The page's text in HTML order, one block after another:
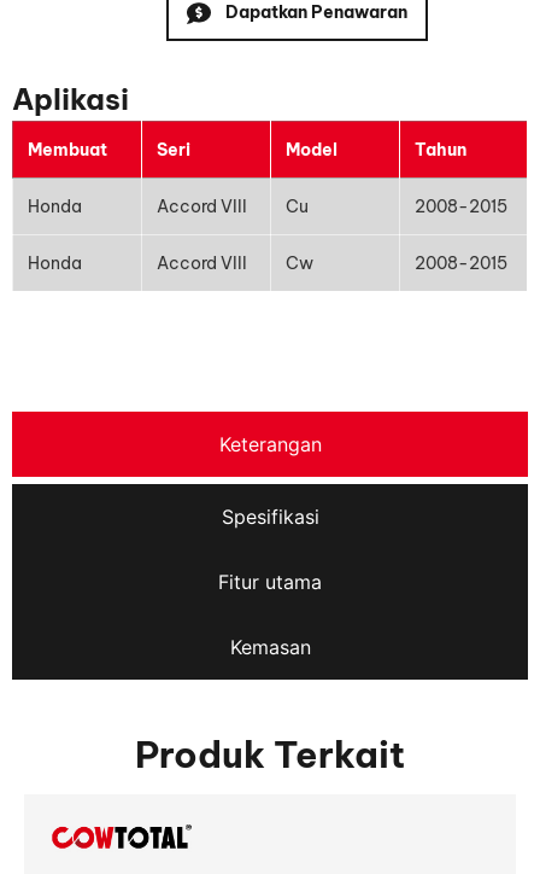
Dapatkan Penawaran
Aplikasi
Membuat Seri Model Tahun
Honda Accord VIII Cu 2008-2015
Honda Accord VIII Cw 2008-2015
Keterangan
Spesifikasi
Fitur utama
Kemasan
Produk Terkait